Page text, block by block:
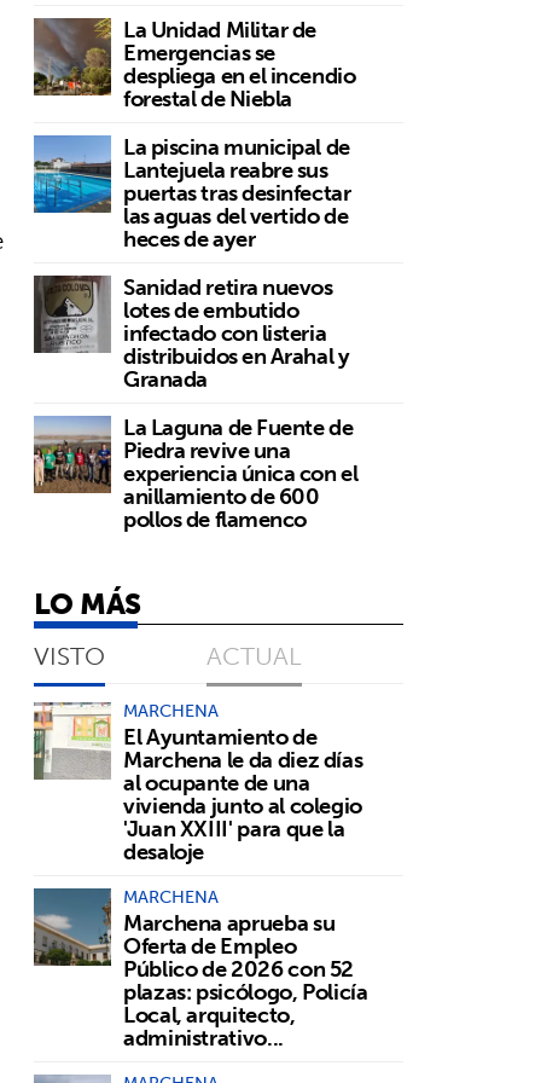
La Unidad Militar de
Emergencias se
despliega en el incendio
forestal de Niebla
La piscina municipal de
Lantejuela reabre sus
puertas tras desinfectar
las aguas del vertido de
heces de ayer
Sanidad retira nuevos
lotes de embutido
infectado con listeria
distribuidos en Arahal y
Granada
La Laguna de Fuente de
Piedra revive una
experiencia única con el
anillamiento de 600
pollos de flamenco
LO MÁS
VISTO ACTUAL
MARCHENA
El Ayuntamiento de
Marchena le da diez días
al ocupante de una
vivienda junto al colegio
'Juan XXIII' para que la
desaloje
MARCHENA
Marchena aprueba su
Oferta de Empleo
Público de 2026 con 52
plazas: psicólogo, Policía
Local, arquitecto,
administrativo...